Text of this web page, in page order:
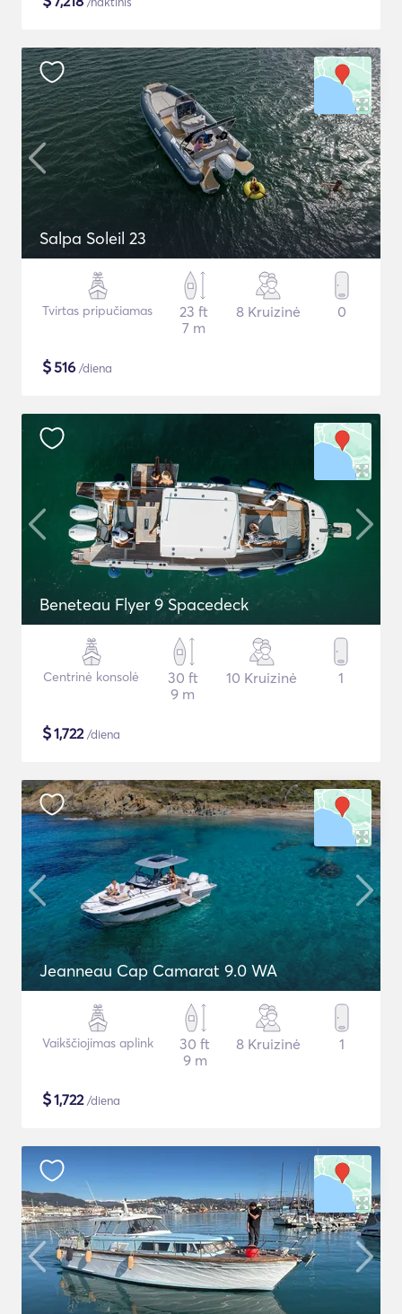
Salpa Soleil 23
Tvirtas pripučiamas
23 ft
7 m
8 Kruizinė 0
$516 /diena
Beneteau Flyer 9 Spacedeck
Centrinė konsolė
30 ft
9 m
10 Kruizinė 1
$1,722/diena
Jeanneau Cap Camarat 9.0 WA
Vaikščiojimas aplink
30 ft
9 m
8 Kruizinė 1
$1,722/diena